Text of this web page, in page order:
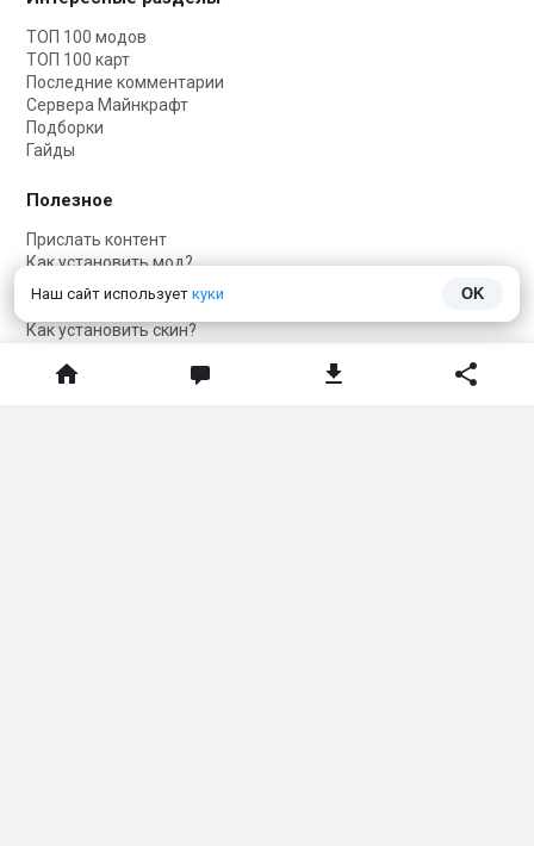
Наш сайт использует куки OK
ТОП 100 модов
ТОП 100 карт
Последние комментарии
Сервера Майнкрафт
Подборки
Гайды
Полезное
Прислать контент
Как установить мод?
Как установить карту?
Как установить текстуры?
Как установить скин?